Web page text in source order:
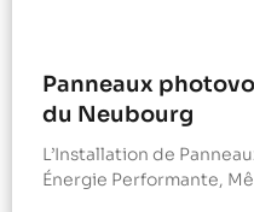
Panneaux
du Neubourg
L’Installation de
Énergie Performante,